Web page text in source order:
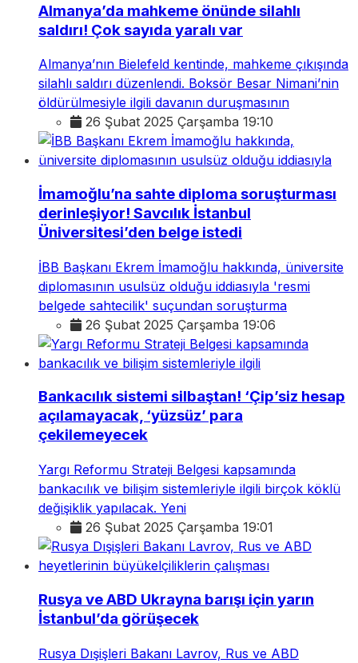
Almanya’da mahkeme önünde silahlı
saldırı! Çok sayıda yaralı var
Almanya’nın Bielefeld kentinde, mahkeme çıkışında
silahlı saldırı düzenlendi. Boksör Besar Nimani’nin
öldürülmesiyle ilgili davanın duruşmasının
26 Şubat 2025 Çarşamba 19:10
İmamoğlu’na sahte diploma soruşturması
derinleşiyor! Savcılık İstanbul
Üniversitesi’den belge istedi
İBB Başkanı Ekrem İmamoğlu hakkında, üniversite
diplomasının usulsüz olduğu iddiasıyla 'resmi
belgede sahtecilik' suçundan soruşturma
26 Şubat 2025 Çarşamba 19:06
Bankacılık sistemi silbaştan! ‘Çip’siz hesap
açılamayacak, ‘yüzsüz’ para
çekilemeyecek
Yargı Reformu Strateji Belgesi kapsamında
bankacılık ve bilişim sistemleriyle ilgili birçok köklü
değişiklik yapılacak. Yeni
26 Şubat 2025 Çarşamba 19:01
Rusya ve ABD Ukrayna barışı için yarın
İstanbul’da görüşecek
Rusya Dışişleri Bakanı Lavrov, Rus ve ABD